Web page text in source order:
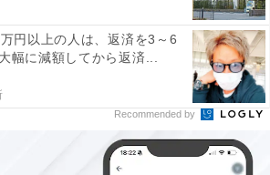
円以上の人は、返済を3～6
幅に減額してから返済...
Recommended by